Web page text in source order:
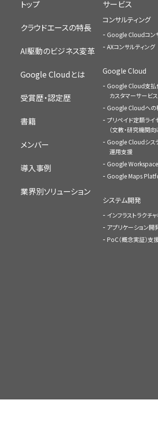
トップ
クラウドエースの特長
AI駆動のビジネス変革
Google Cloudとは
受賞歴・認定歴
書籍
メンバー
導入事例
業界別ソリューション
サービス
コンサルティング
Google Cloudコン
AXコンサルティング
Google Cloud
Google Cloud支払
カスタマーサービス
Google Cloudへの
プリペイド定額ライ
（文教・研究機関向
Google Cloudシス
運用支援
Google
Google Maps
システム開発
インフラストラクチ
アプリケーション開
PoC（概念実証）支